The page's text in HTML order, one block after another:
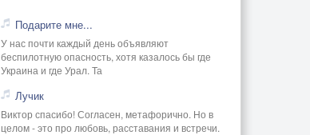
Подарите мне...
У нас почти каждый день объявляют
беспилотную опасность, хотя казалось бы где
Украина и где Урал. Та
Лучик
Виктор спасибо! Согласен, метафорично. Но в
целом - это про любовь, расставания и встречи.